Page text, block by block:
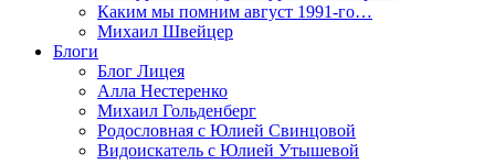
Каким мы помним август 1991-го…
Михаил Швейцер
Блоги
Блог Лицея
Алла Нестеренко
Михаил Гольденберг
Родословная с Юлией Свинцовой
Видоискатель с Юлией Утышевой